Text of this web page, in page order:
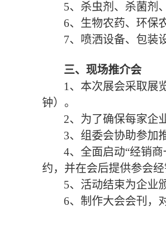
5、 杀虫剂、杀菌剂 、
6、 生物农药、 环保
7、 喷洒设备、 包装
三、 现场推介会
1、 本次展会采取展
钟）。
2、 为了确保每家企
3、 组委会协助参加
4、 全面启动“经销
约，并在会后提供参会经
5、 活动结束为企业
6、 制作大会会刊，